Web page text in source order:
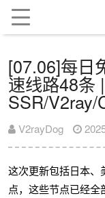
[07.06]每日
速线路48条
SSR/V2ray/
V2rayDog
这次更新包括日本、
点，这些节点已经全